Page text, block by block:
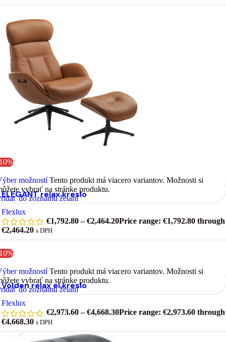
možností Tento produkt má viacero variantov. Možnosti si
vybrať na stránke produktu.
do zoznamu želaní
ELEGANT relax kreslo
Flexlux
€1,792.80 – €2,464.20Price range: €1,792.80 through
€2,464.20 s DPH
možností Tento produkt má viacero variantov. Možnosti si
vybrať na stránke produktu.
do zoznamu želaní
Volden relax el.kreslo
Flexlux
€2,973.60 – €4,668.30Price range: €2,973.60 through
€4,668.30 s DPH